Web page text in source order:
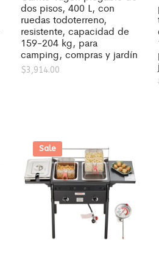
dos pisos, 400 L, con
ruedas todoterreno,
resistente, capacidad de
159-204 kg, para
camping, compras y jardín
$3,914.00
Sale